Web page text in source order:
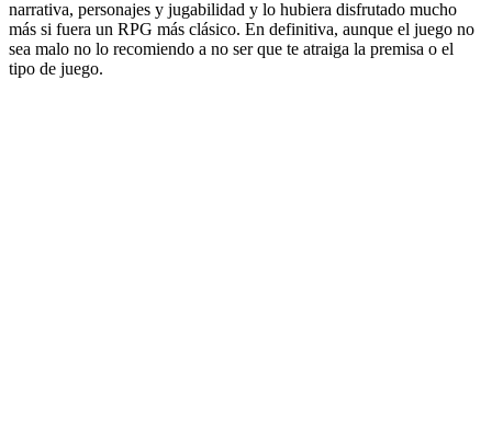
narrativa, personajes y jugabilidad y lo hubiera disfrutado mucho
más si fuera un RPG más clásico. En definitiva, aunque el juego no
sea malo no lo recomiendo a no ser que te atraiga la premisa o el
tipo de juego.